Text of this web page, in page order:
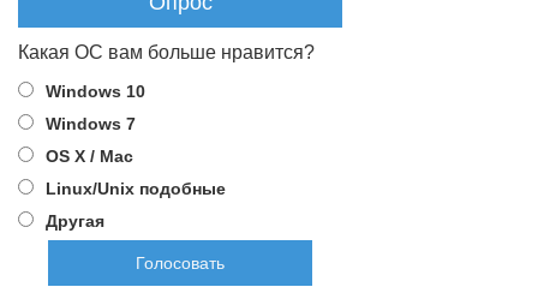
Какая ОС вам больше нравится?
Windows 10
Windows 7
OS X / Mac
Linux/Unix подобные
Другая